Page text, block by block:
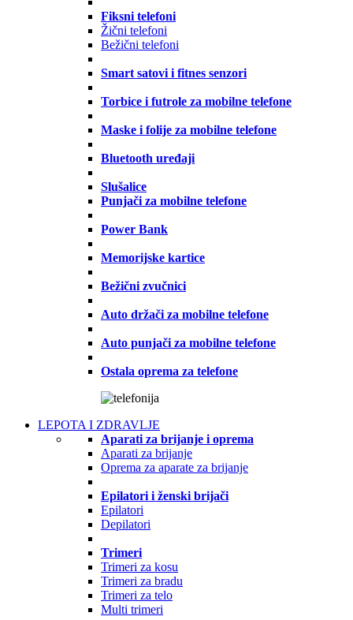
Fiksni telefoni
Žični telefoni
Bežični telefoni
Smart satovi i fitnes senzori
Torbice i futrole za mobilne telefone
Maske i folije za mobilne telefone
Bluetooth uređaji
Slušalice
Punjači za mobilne telefone
Power Bank
Memorijske kartice
Bežični zvučnici
Auto držači za mobilne telefone
Auto punjači za mobilne telefone
Ostala oprema za telefone
LEPOTA I ZDRAVLJE
Aparati za brijanje i oprema
Aparati za brijanje
Oprema za aparate za brijanje
Epilatori i ženski brijači
Epilatori
Depilatori
Trimeri
Trimeri za kosu
Trimeri za bradu
Trimeri za telo
Multi trimeri